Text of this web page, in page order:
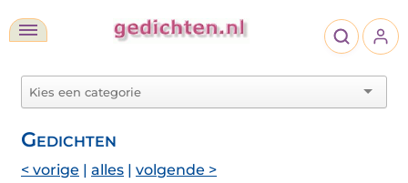
Gedichten
< vorige | alles | volgende >